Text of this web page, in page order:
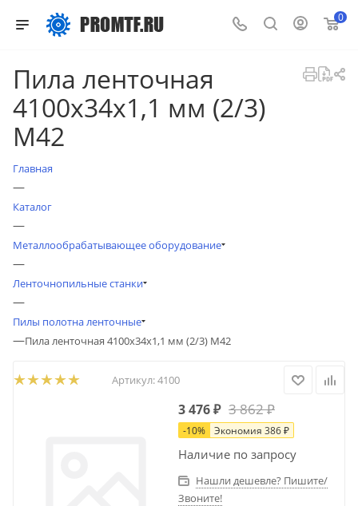
0
Пила ленточная
4100х34х1,1 мм (2/3)
М42
Главная
—
Каталог
—
Металлообрабатывающее оборудование
—
Ленточнопильные станки
—
Пилы полотна ленточные
—Пила ленточная 4100х34х1,1 мм (2/3) М42
Артикул:4100
3 476₽ 3 862₽
-10% Экономия 386₽
Наличие по запросу
Нашли дешевле? Пишите/
Звоните!